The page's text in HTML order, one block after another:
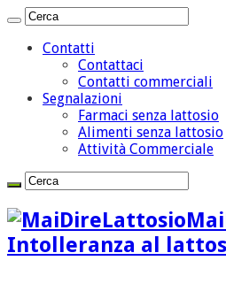
Contatti
Contattaci
Contatti commerciali
Segnalazioni
Farmaci senza lattosio
Alimenti senza lattosio
Attività Commerciale
Intolleranza al